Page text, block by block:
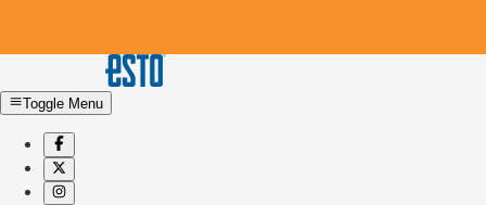
Toggle Menu